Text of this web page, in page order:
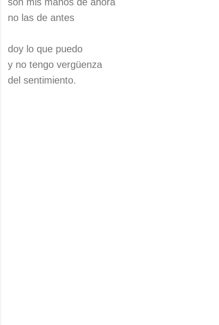
no las de antes
doy lo que puedo
y no tengo vergüenza
del sentimiento.